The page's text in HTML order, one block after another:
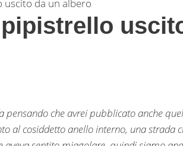
uscito da un albero
che avrei pubblicato anche
al cosiddetto anello interno, una strada